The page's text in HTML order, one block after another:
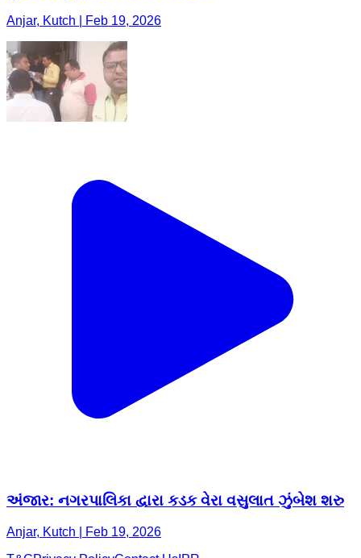
Anjar, Kutch | Feb 19, 2026
અંજાર: નગરપાલિકા દ્વારા કડક વેરા વસુલાત ઝુંબેશ શરુ
Anjar, Kutch | Feb 19, 2026